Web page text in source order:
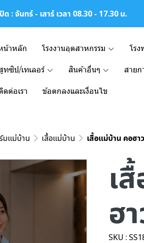
: จันทร์ - เสาร์ เวลา 08.30 - 17.30 น.
น้าหลัก โรงงานอุตสาหกรรม โรง
ทซิป/เทเลอร์ สินค้าอื่นๆ สายก
ดต่อเรา ข้อตกลงและเงื่อนไข
มแม่บ้าน เสื้อแม่บ้าน เสื้อแม่บ้าน คอฮา
เ
ฮ
SKU :